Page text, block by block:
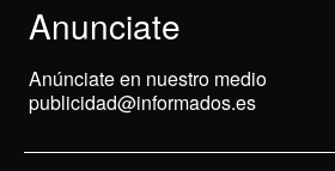
Anunciate
Anúnciate en nuestro medio
publicidad@informados.es